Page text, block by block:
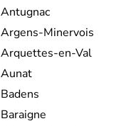
locale, parmi
guerres des
Antugnac
Argens-Minervois
Arquettes-en-Val
Aunat
Badens
Baraigne